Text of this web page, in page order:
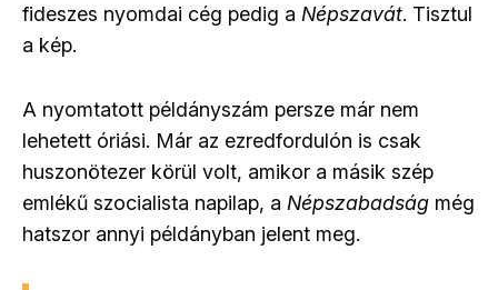
fideszes nyomdai cég pedig a Népszavát. Tisztul
a kép.
A nyomtatott példányszám persze már nem
lehetett óriási. Már az ezredfordulón is csak
huszonötezer körül volt, amikor a másik szép
emlékű szocialista napilap, a Népszabadság még
hatszor annyi példányban jelent meg.